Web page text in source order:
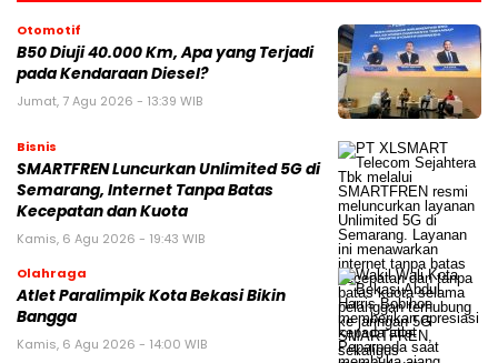
Otomotif
B50 Diuji 40.000 Km, Apa yang Terjadi
pada Kendaraan Diesel?
Jumat, 7 Agu 2026 - 13:39 WIB
Bisnis
SMARTFREN Luncurkan Unlimited 5G di
Semarang, Internet Tanpa Batas
Kecepatan dan Kuota
Kamis, 6 Agu 2026 - 19:43 WIB
Olahraga
Atlet Paralimpik Kota Bekasi Bikin
Bangga
Kamis, 6 Agu 2026 - 14:00 WIB